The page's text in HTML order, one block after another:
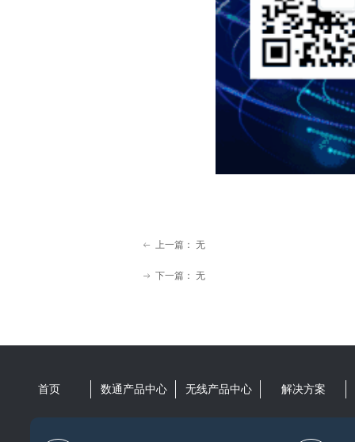
ꂃ 上一篇： 无
ꁹ 下一篇： 无
首页 数通产品中心 无线产品中心 解决方案